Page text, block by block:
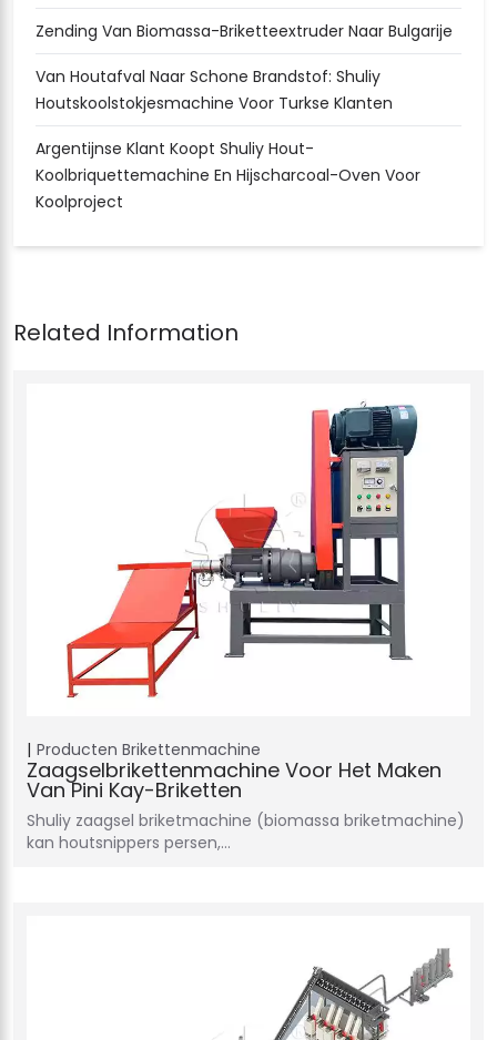
Zending Van Biomassa-Briketteextruder Naar Bulgarije
Van Houtafval Naar Schone Brandstof: Shuliy
Houtskoolstokjesmachine Voor Turkse Klanten
Argentijnse Klant Koopt Shuliy Hout-
Koolbriquettemachine En Hijscharcoal-Oven Voor
Koolproject
Producten Brikettenmachine
Zaagselbrikettenmachine Voor Het Maken
Van Pini Kay-Briketten
Shuliy zaagsel briketmachine (biomassa briketmachine)
kan houtsnippers persen,…